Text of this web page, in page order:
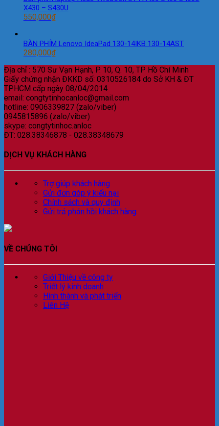
X430 – S430U
550,000₫
BÀN PHÍM Lenovo IdeaPad 130-14IKB 130-14AST
280,000₫
Địa chỉ : 570 Sư Vạn Hạnh, P. 10, Q. 10, TP Hồ Chí Minh
Giấy chứng nhận ĐKKD số: 0310526184 do Sở KH & ĐT
TPHCM cấp ngày 08/04/2014
email: congtytinhocanloc@gmail.com
hotline: 0906339827 (zalo/viber)
0945815896 (zalo/viber)
skype: congtytinhoc.anloc
ĐT: 028.38346878 - 028.38348679
DỊCH VỤ KHÁCH HÀNG
Trợ giúp khách hàng
Gửi đơn góp ý kiếu nại
Chính sách và quy định
Gửi trả phản hồi khách hàng
VỀ CHÚNG TÔI
Giới Thiệu về công ty
Triết lý kinh doanh
Hình thành và phát triển
Liên Hệ